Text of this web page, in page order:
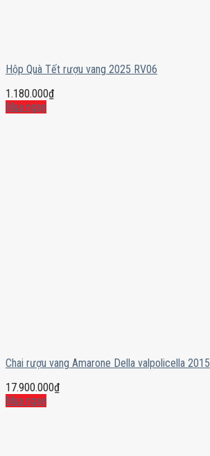
Hộp Quà Tết rượu vang 2025 RV06
1.180.000₫
Mua ngay
Chai rượu vang Amarone Della valpolicella 2015
17.900.000₫
Mua ngay